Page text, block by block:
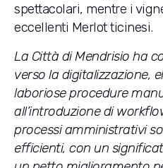
spettacolari, mentre i
eccellenti Merlot ticinesi.
La Città di Mendrisio ha
verso la digitalizzazione,
laboriose procedure
all’introduzione di
processi amministrativi
efficienti, con un